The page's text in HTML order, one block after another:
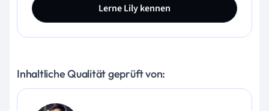
Lerne Lily kennen
Inhaltliche Qualität geprüft von: